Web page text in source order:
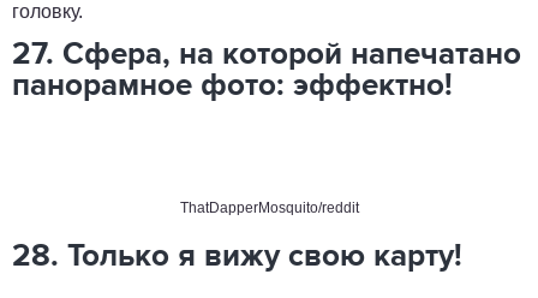
головку.
27. Сфера, на которой напечатано
панорамное фото: эффектно!
ThatDapperMosquito/reddit
28. Только я вижу свою карту!